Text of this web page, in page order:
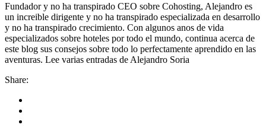
Fundador y no ha transpirado CEO sobre Cohosting, Alejandro es
un increible dirigente y no ha transpirado especializada en desarrollo
y no ha transpirado crecimiento. Con algunos anos de vida
especializados sobre hoteles por todo el mundo, continua acerca de
este blog sus consejos sobre todo lo perfectamente aprendido en las
aventuras. Lee varias entradas de Alejandro Soria
Share: